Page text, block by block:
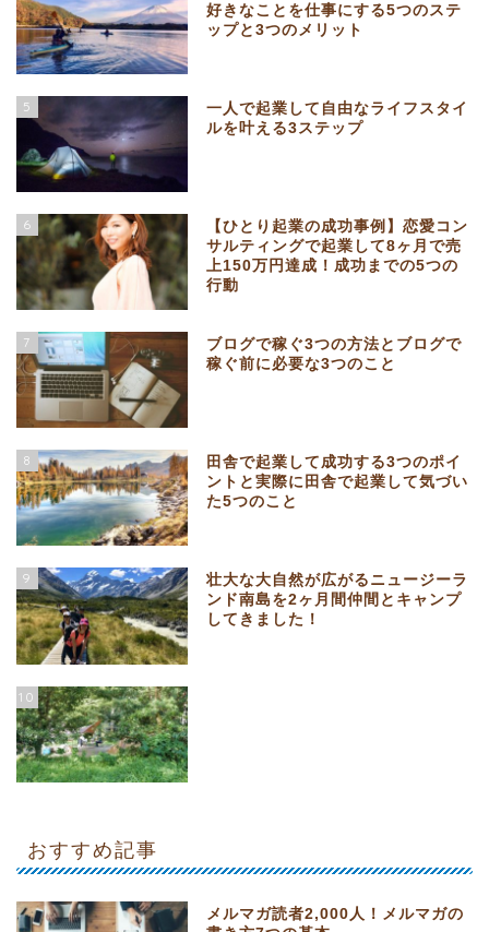
好きなことを仕事にする5つのステ
ップと3つのメリット
5
一人で起業して自由なライフスタイ
ルを叶える3ステップ
6
【ひとり起業の成功事例】恋愛コン
サルティングで起業して8ヶ月で売
上150万円達成！成功までの5つの
行動
7
ブログで稼ぐ3つの方法とブログで
稼ぐ前に必要な3つのこと
8
田舎で起業して成功する3つのポイ
ントと実際に田舎で起業して気づい
た5つのこと
9
壮大な大自然が広がるニュージーラ
ンド南島を2ヶ月間仲間とキャンプ
してきました！
10
おすすめ記事
メルマガ読者2,000人！メルマガの